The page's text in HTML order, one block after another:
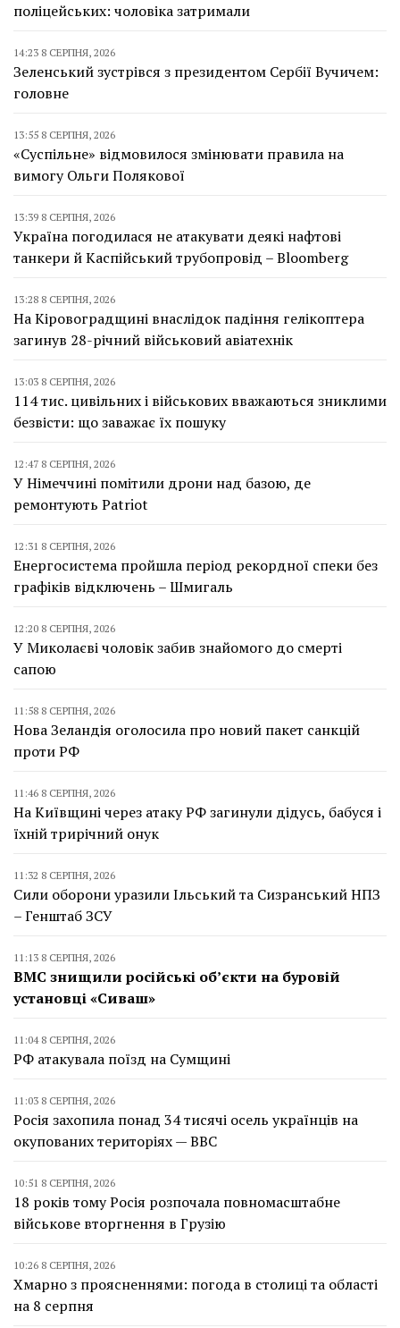
поліцейських: чоловіка затримали
14:23 8 СЕРПНЯ, 2026
Зеленський зустрівся з президентом Сербії Вучичем:
головне
13:55 8 СЕРПНЯ, 2026
«Суспільне» відмовилося змінювати правила на
вимогу Ольги Полякової
13:39 8 СЕРПНЯ, 2026
Україна погодилася не атакувати деякі нафтові
танкери й Каспійський трубопровід – Bloomberg
13:28 8 СЕРПНЯ, 2026
На Кіровоградщині внаслідок падіння гелікоптера
загинув 28-річний військовий авіатехнік
13:03 8 СЕРПНЯ, 2026
114 тис. цивільних і військових вважаються зниклими
безвісти: що заважає їх пошуку
12:47 8 СЕРПНЯ, 2026
У Німеччині помітили дрони над базою, де
ремонтують Patriot
12:31 8 СЕРПНЯ, 2026
Енергосистема пройшла період рекордної спеки без
графіків відключень – Шмигаль
12:20 8 СЕРПНЯ, 2026
У Миколаєві чоловік забив знайомого до смерті
сапою
11:58 8 СЕРПНЯ, 2026
Нова Зеландія оголосила про новий пакет санкцій
проти РФ
11:46 8 СЕРПНЯ, 2026
На Київщині через атаку РФ загинули дідусь, бабуся і
їхній трирічний онук
11:32 8 СЕРПНЯ, 2026
Сили оборони уразили Ільський та Сизранський НПЗ
– Генштаб ЗСУ
11:13 8 СЕРПНЯ, 2026
ВМС знищили російські об’єкти на буровій
установці «Сиваш»
11:04 8 СЕРПНЯ, 2026
РФ атакувала поїзд на Сумщині
11:03 8 СЕРПНЯ, 2026
Росія захопила понад 34 тисячі осель українців на
окупованих територіях — BBC
10:51 8 СЕРПНЯ, 2026
18 років тому Росія розпочала повномасштабне
військове вторгнення в Грузію
10:26 8 СЕРПНЯ, 2026
Хмарно з проясненнями: погода в столиці та області
на 8 серпня